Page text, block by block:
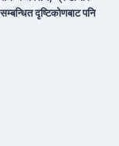
दृष्टिकोणबाट पनि